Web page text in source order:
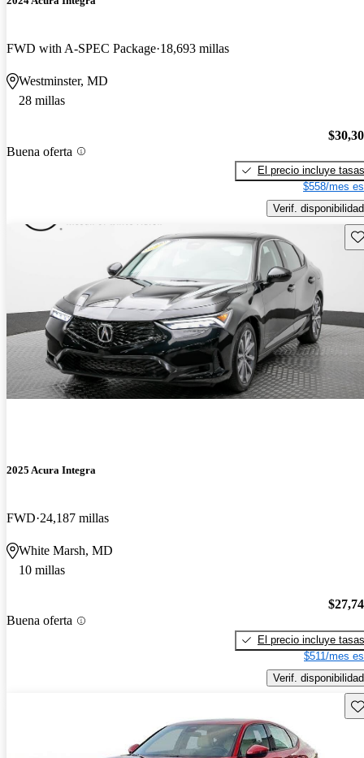
FWD with A-SPEC Package 18,693 millas
Westminster, MD
28 millas
Buena oferta
El precio incluye tasas
$558/mes
Verif. disponibilidad
2025 Acura Integra
FWD 24,187 millas
White Marsh, MD
10 millas
Buena oferta
El precio incluye tasas
$511/mes
Verif. disponibilidad